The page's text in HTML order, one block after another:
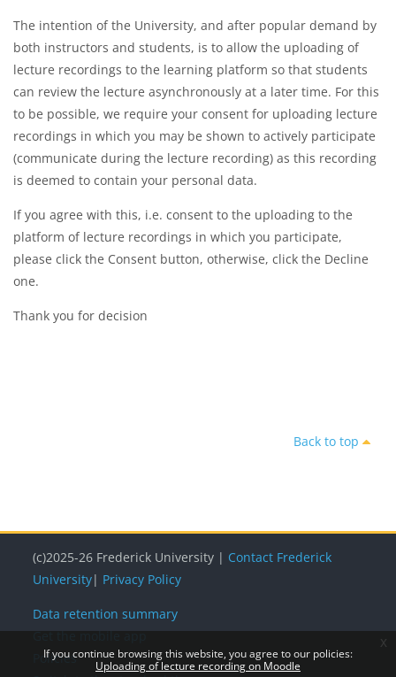
The intention of the University, and after popular demand by
both instructors and students, is to allow the uploading of
lecture recordings to the learning platform so that students
can review the lecture asynchronously at a later time. For this
to be possible, we require your consent for uploading lecture
recordings in which you may be shown to actively participate
(communicate during the lecture recording) as this recording
is deemed to contain your personal data.
If you agree with this, i.e. consent to the uploading to the
platform of lecture recordings in which you participate,
please click the Consent button, otherwise, click the Decline
one.
Thank you for decision
Back to top
(c)2025-26 Frederick University | Contact Frederick
University| Privacy Policy
Data retention summary
Get the mobile app
Policies
If you continue browsing this website, you agree to our policies:
Uploading of lecture recording on Moodle
x